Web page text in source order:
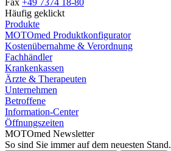
Fax +49 7374 18-80
Häufig geklickt
Produkte
MOTOmed Produktkonfigurator
Kostenübernahme & Verordnung
Fachhändler
Krankenkassen
Ärzte & Therapeuten
Unternehmen
Betroffene
Information-Center
Öffnungszeiten
MOTOmed Newsletter
So sind Sie immer auf dem neuesten Stand.